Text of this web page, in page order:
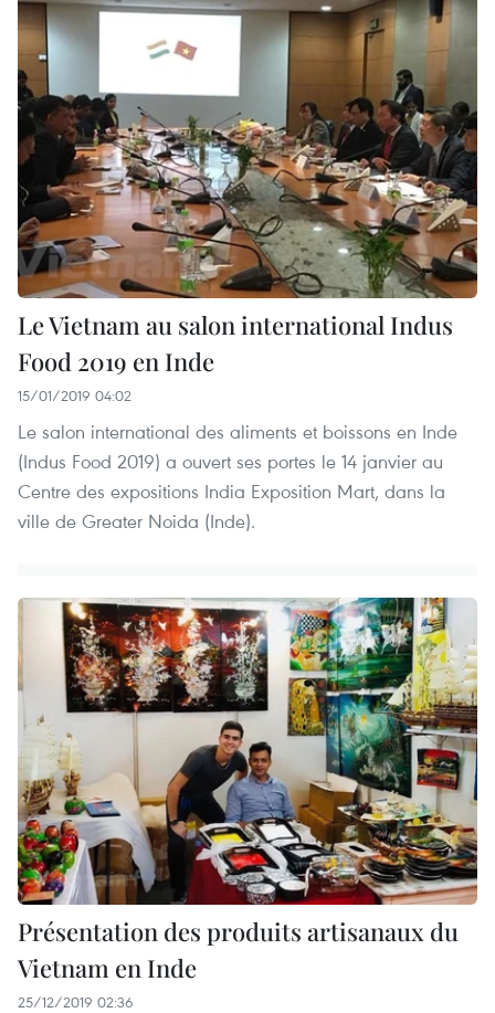
Le Vietnam au salon international Indus
Food 2019 en Inde
15/01/2019 04:02
Le salon international des aliments et boissons en Inde
(Indus Food 2019) a ouvert ses portes le 14 janvier au
Centre des expositions India Exposition Mart, dans la
ville de Greater Noida (Inde).
Présentation des produits artisanaux du
Vietnam en Inde
25/12/2019 02:36